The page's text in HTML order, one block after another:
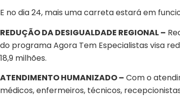
E no dia 24, mais uma carreta estará em
REDUÇÃO DA DESIGUALDADE REGIONAL –
do programa Agora Tem Especialistas visa
18,9 milhões.
ATENDIMENTO HUMANIZADO – Com o
médicos, enfermeiros, técnicos,